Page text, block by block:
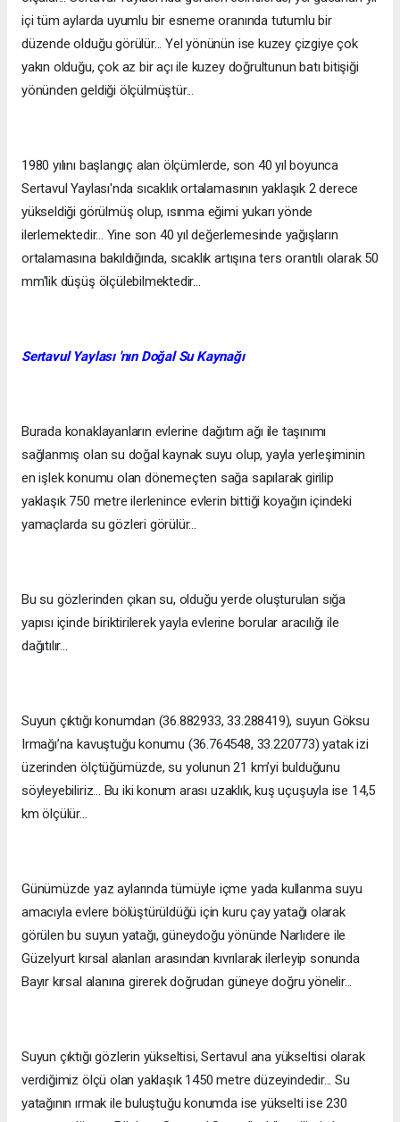
içi tüm aylarda uyumlu bir esneme oranında tutumlu bir
düzende olduğu görülür... Yel yönünün ise kuzey çizgiye çok
yakın olduğu, çok az bir açı ile kuzey doğrultunun batı bitişiği
yönünden geldiği ölçülmüştür...
1980 yılını başlangıç alan ölçümlerde, son 40 yıl boyunca
Sertavul Yaylası'nda sıcaklık ortalamasının yaklaşık 2 derece
yükseldiği görülmüş olup, ısınma eğimi yukarı yönde
ilerlemektedir... Yine son 40 yıl değerlemesinde yağışların
ortalamasına bakıldığında, sıcaklık artışına ters orantılı olarak 50
mm'lik düşüş ölçülebilmektedir...
Sertavul Yaylası 'nın Doğal Su Kaynağı
Burada konaklayanların evlerine dağıtım ağı ile taşınımı
sağlanmış olan su doğal kaynak suyu olup, yayla yerleşiminin
en işlek konumu olan dönemeçten sağa sapılarak girilip
yaklaşık 750 metre ilerlenince evlerin bittiği koyağın içindeki
yamaçlarda su gözleri görülür...
Bu su gözlerinden çıkan su, olduğu yerde oluşturulan sığa
yapısı içinde biriktirilerek yayla evlerine borular aracılığı ile
dağıtılır...
Suyun çıktığı konumdan (36.882933, 33.288419), suyun Göksu
Irmağı’na kavuştuğu konumu (36.764548, 33.220773) yatak izi
üzerinden ölçtüğümüzde, su yolunun 21 km’yi bulduğunu
söyleyebiliriz... Bu iki konum arası uzaklık, kuş uçuşuyla ise 14,5
km ölçülür...
Günümüzde yaz aylarında tümüyle içme yada kullanma suyu
amacıyla evlere bölüştürüldüğü için kuru çay yatağı olarak
görülen bu suyun yatağı, güneydoğu yönünde Narlıdere ile
Güzelyurt kırsal alanları arasından kıvrılarak ilerleyip sonunda
Bayır kırsal alanına girerek doğrudan güneye doğru yönelir...
Suyun çıktığı gözlerin yükseltisi, Sertavul ana yükseltisi olarak
verdiğimiz ölçü olan yaklaşık 1450 metre düzeyindedir... Su
yatağının ırmak ile buluştuğu konumda ise yükselti ise 230